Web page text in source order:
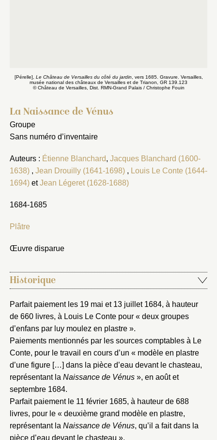
[Pérelle], Le Château de Versailles du côté du jardin , vers 1685. Gravure. Versailles,
musée national des châteaux de Versailles et de Trianon, GR 139.123
© Château de Versailles, Dist. RMN-Grand Palais / Christophe Fouin
La Naissance de Vénus
Groupe
Sans numéro d’inventaire
Auteurs : Étienne Blanchard, Jacques Blanchard (1600-
1638) , Jean Drouilly (1641-1698) , Louis Le Conte (1644-
1694) etJean Légeret (1628-1688)
1684-1685
Plâtre
Œuvre disparue
Historique
Parfait paiement les 19 mai et 13 juillet 1684, à hauteur
de 660 livres, à Louis Le Conte pour « deux groupes
d’enfans par luy moulez en plastre ».
Paiements mentionnés par les sources comptables à Le
Conte, pour le travail en cours d’un « modèle en plastre
d’une figure […] dans la pièce d’eau devant le chasteau,
représentant la Naissance de Vénus », en août et
septembre 1684.
Parfait paiement le 11 février 1685, à hauteur de 688
livres, pour le « deuxième grand modèle en plastre,
représentant la Naissance de Vénus, qu’il a fait dans la
pièce d’eau devant le chasteau ».
Fermer
Choix du dossier où ajouter la
notice
Nom du dossier
Fermer
Connexion
Courriel